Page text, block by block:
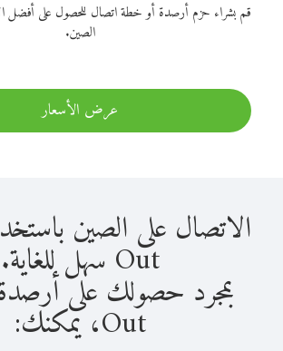
قم بشراء حزم أرصدة أو خطة اتصال للحصول على أفضل
الصين.
عرض الأسعار
Out سهل للغاية.
Out، يمكنك: